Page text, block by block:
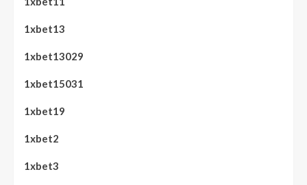
1xbet13
1xbet13029
1xbet15031
1xbet19
1xbet2
1xbet3